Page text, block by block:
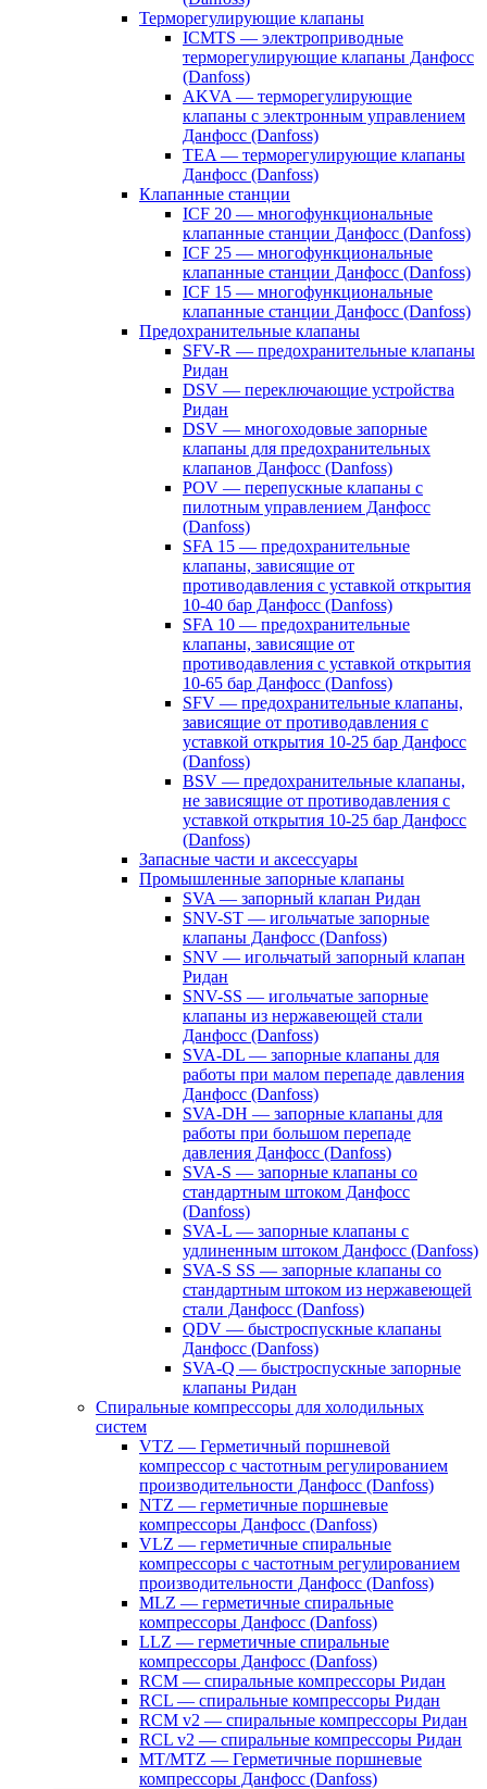
Терморегулирующие клапаны
ICMTS — электроприводные
терморегулирующие клапаны Данфосс
(Danfoss)
AKVA — терморегулирующие
клапаны с электронным управлением
Данфосс (Danfoss)
TEA — терморегулирующие клапаны
Данфосс (Danfoss)
Клапанные станции
ICF 20 — многофункциональные
клапанные станции Данфосс (Danfoss)
ICF 25 — многофункциональные
клапанные станции Данфосс (Danfoss)
ICF 15 — многофункциональные
клапанные станции Данфосс (Danfoss)
Предохранительные клапаны
SFV-R — предохранительные клапаны
Ридан
DSV — переключающие устройства
Ридан
DSV — многоходовые запорные
клапаны для предохранительных
клапанов Данфосс (Danfoss)
POV — перепускные клапаны с
пилотным управлением Данфосс
(Danfoss)
SFA 15 — предохранительные
клапаны, зависящие от
противодавления с уставкой открытия
10-40 бар Данфосс (Danfoss)
SFA 10 — предохранительные
клапаны, зависящие от
противодавления с уставкой открытия
10-65 бар Данфосс (Danfoss)
SFV — предохранительные клапаны,
зависящие от противодавления с
уставкой открытия 10-25 бар Данфосс
(Danfoss)
BSV — предохранительные клапаны,
не зависящие от противодавления с
уставкой открытия 10-25 бар Данфосс
(Danfoss)
Запасные части и аксессуары
Промышленные запорные клапаны
SVA — запорный клапан Ридан
SNV-ST — игольчатые запорные
клапаны Данфосс (Danfoss)
SNV — игольчатый запорный клапан
Ридан
SNV-SS — игольчатые запорные
клапаны из нержавеющей стали
Данфосс (Danfoss)
SVA-DL — запорные клапаны для
работы при малом перепаде давления
Данфосс (Danfoss)
SVA-DH — запорные клапаны для
работы при большом перепаде
давления Данфосс (Danfoss)
SVA-S — запорные клапаны со
стандартным штоком Данфосс
(Danfoss)
SVA-L — запорные клапаны с
удлиненным штоком Данфосс (Danfoss)
SVA-S SS — запорные клапаны со
стандартным штоком из нержавеющей
стали Данфосс (Danfoss)
QDV — быстроспускные клапаны
Данфосс (Danfoss)
SVA-Q — быстроспускные запорные
клапаны Ридан
Спиральные компрессоры для холодильных
систем
VTZ — Герметичный поршневой
компрессор с частотным регулированием
производительности Данфосс (Danfoss)
NTZ — герметичные поршневые
компрессоры Данфосс (Danfoss)
VLZ — герметичные спиральные
компрессоры с частотным регулированием
производительности Данфосс (Danfoss)
MLZ — герметичные спиральные
компрессоры Данфосс (Danfoss)
LLZ — герметичные спиральные
компрессоры Данфосс (Danfoss)
RCM — спиральные компрессоры Ридан
RCL — спиральные компрессоры Ридан
RCM v2 — спиральные компрессоры Ридан
RCL v2 — спиральные компрессоры Ридан
MT/MTZ — Герметичные поршневые
компрессоры Данфосс (Danfoss)